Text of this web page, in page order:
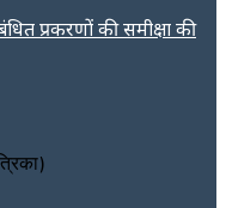
प्रकरणों की समीक्षा की